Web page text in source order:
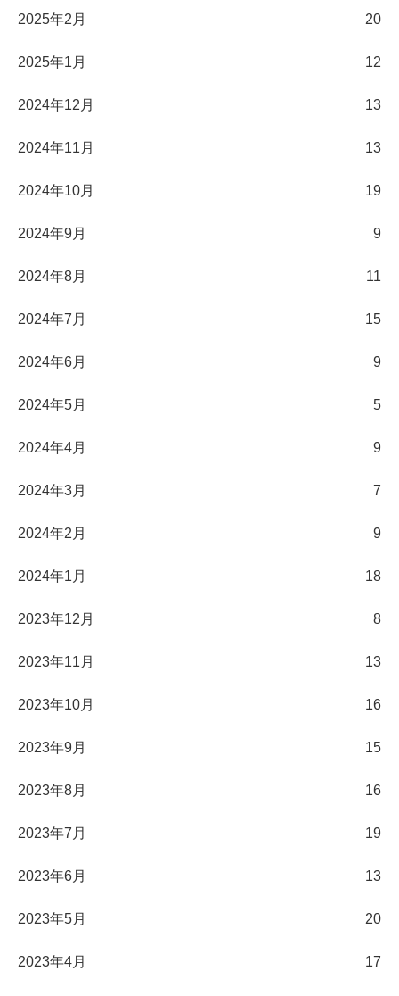
2025年2月 20
2025年1月 12
2024年12月 13
2024年11月 13
2024年10月 19
2024年9月 9
2024年8月 11
2024年7月 15
2024年6月 9
2024年5月 5
2024年4月 9
2024年3月 7
2024年2月 9
2024年1月 18
2023年12月 8
2023年11月 13
2023年10月 16
2023年9月 15
2023年8月 16
2023年7月 19
2023年6月 13
2023年5月 20
2023年4月 17